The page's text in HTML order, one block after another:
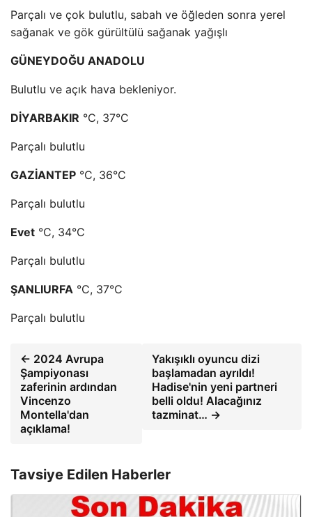
Parçalı ve çok bulutlu, sabah ve öğleden sonra yerel
sağanak ve gök gürültülü sağanak yağışlı
GÜNEYDOĞU ANADOLU
Bulutlu ve açık hava bekleniyor.
DİYARBAKIR °C, 37°C
Parçalı bulutlu
GAZİANTEP °C, 36°C
Parçalı bulutlu
Evet °C, 34°C
Parçalı bulutlu
ŞANLIURFA °C, 37°C
Parçalı bulutlu
← 2024 Avrupa
Şampiyonası
zaferinin ardından
Vincenzo
Montella'dan
açıklama!
Yakışıklı oyuncu dizi
başlamadan ayrıldı!
Hadise'nin yeni partneri
belli oldu! Alacağınız
tazminat… →
Tavsiye Edilen Haberler